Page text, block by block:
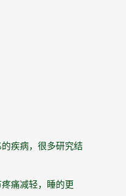
疾病，很多研究结
痛减轻，睡的更